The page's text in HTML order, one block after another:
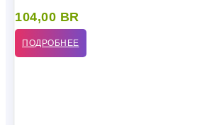
104,00 BR
ПОДРОБНЕЕ